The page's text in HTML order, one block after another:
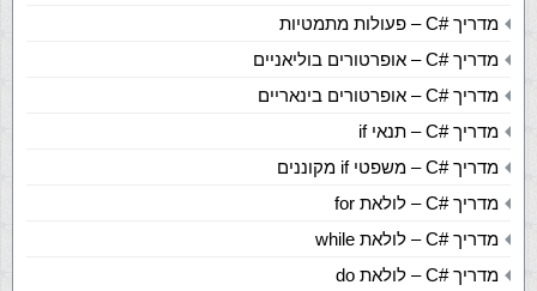
מדריךC#– פעולות מתמטיות
מדריךC#– אופרטורים בוליאניים
מדריךC#– אופרטורים בינאריים
מדריךC#– תנאי if
מדריךC#– משפטי if מקוננים
מדריךC#– לולאת for
מדריךC#– לולאת while
מדריךC#– לולאת do